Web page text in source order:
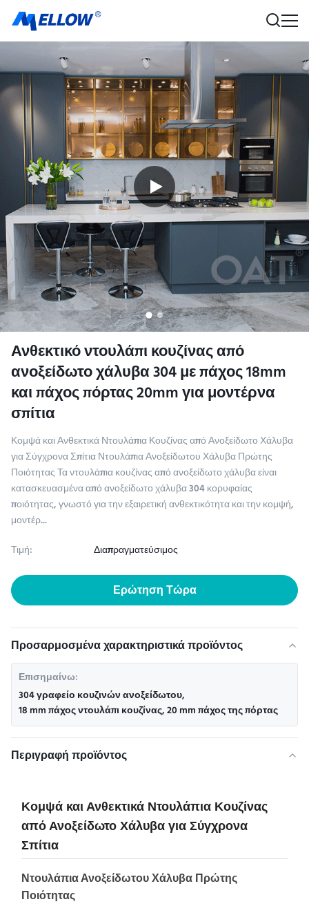
Ανθεκτικό ντουλάπι κουζίνας από
ανοξείδωτο χάλυβα 304 με πάχος 18mm
και πάχος πόρτας 20mm για μοντέρνα
σπίτια
Κομψά και Ανθεκτικά Ντουλάπια Κουζίνας από Ανοξείδωτο Χάλυβα
για Σύγχρονα Σπίτια Ντουλάπια Ανοξείδωτου Χάλυβα Πρώτης
Ποιότητας Τα ντουλάπια κουζίνας από ανοξείδωτο χάλυβα είναι
κατασκευασμένα από ανοξείδωτο χάλυβα 304 κορυφαίας
ποιότητας, γνωστό για την εξαιρετική ανθεκτικότητα και την κομψή,
μοντέρ...
Τιμή:
Διαπραγματεύσιμος
Ερώτηση Τώρα
Προσαρμοσμένα χαρακτηριστικά προϊόντος
Επισημαίνω:
304 γραφείο κουζινών ανοξείδωτου,
18 mm πάχος ντουλάπι κουζίνας,20 mm πάχος της πόρτας
Περιγραφή προϊόντος
Κομψά και Ανθεκτικά Ντουλάπια Κουζίνας
από Ανοξείδωτο Χάλυβα για Σύγχρονα
Σπίτια
Ντουλάπια Ανοξείδωτου Χάλυβα Πρώτης
Ποιότητας